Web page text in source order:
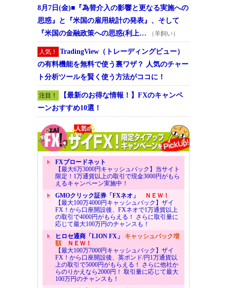
8月7日(金)■『為替介入の影響と更なる実施への
思惑』と『米国の雇用統計の発表』、そして
『米国の金融政策への思惑(利上…
（羊飼い）
人気！
TradingView（トレーディングビュー）
の有料機能を無料で使う裏ワザ？ 人気のチャー
ト分析ツールを賢く使う方法がココに！
注目！
【最新のお得な情報！】FXのキャンペ
ーンおすすめ10選！
FXブロードネット
【最大6万3000円キャッシュバック】当サイト
限定！1万通貨以上の取引で現金3000円がもら
えるキャンペーン実施中！
GMOクリック証券「FXネオ」
ＮＥＷ！
【最大100万4000円キャッシュバック】ザイ
FX！から口座開設後、FXネオで1万通貨以上
の取引で4000円がもらえる！ さらに取引量に
応じて最大100万円のチャンスも！
ヒロセ通商「LION FX」 キャッシュバック増
額ＮＥＷ！
【最大100万7000円キャッシュバック】ザイ
FX！から口座開設後、英ポンド/円1万通貨以
上の取引で5000円がもらえる！ さらに他社か
らのりかえなら2000円！ 取引量に応じて最大
100万円のチャンスも！